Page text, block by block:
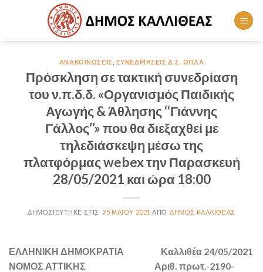
ΑΝΑΚΟΙΝΏΣΕΙΣ ΣΥΝΕΔΡΙΆΣΕΙΣ Δ.Σ. ΟΠΑΑ
Πρόσκληση σε τακτική συνεδρίαση
του ν.π.δ.δ. «Οργανισμός Παιδικής
Αγωγής & Άθλησης ‘‘Γιάννης
Γάλλος’’» που θα διεξαχθεί με
τηλεδιάσκεψη μέσω της
πλατφόρμας webex την Παρασκευή
28/05/2021 και ώρα 18:00
25 ΜΑΪ́ΟΥ 2021 ΔΉΜΟΣ ΚΑΛΛΙΘΈΑΣ
ΕΛΛΗΝΙΚΗ ΔΗΜΟΚΡΑΤΙΑ Καλλιθέα 24/05/2021
ΝΟΜΟΣ ΑΤΤΙΚΗΣ Αριθ. πρωτ.-2190-